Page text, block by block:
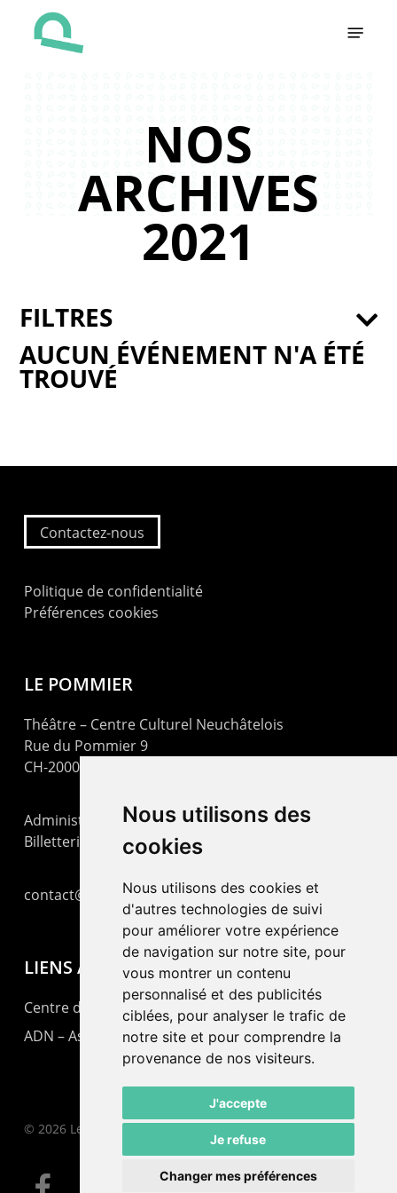
Nous utilisons des
cookies
Nous utilisons des cookies et
d'autres technologies de suivi
pour améliorer votre expérience
de navigation sur notre site, pour
vous montrer un contenu
personnalisé et des publicités
ciblées, pour analyser le trafic de
notre site et pour comprendre la
provenance de nos visiteurs.
J'accepte
Je refuse
Changer mes préférences
NOS
ARCHIVES
2021
AUCUN ÉVÉNEMENT N'A ÉTÉ
TROUVÉ
FILTRES
Contactez-nous
Politique de confidentialité
Préférences cookies
LE POMMIER
Théâtre – Centre Culturel Neuchâtelois
Rue du Pommier 9
CH-2000 Neuchâtel
Administration : +41 32 725 03 03
Billetterie : +41 32 725 05 05
contact@lepommier.ch
LIENS AMIS
Centre de culture ABC
ADN – Association Danse Neuchâtel
© 2026 Le Pommier.
facebook email